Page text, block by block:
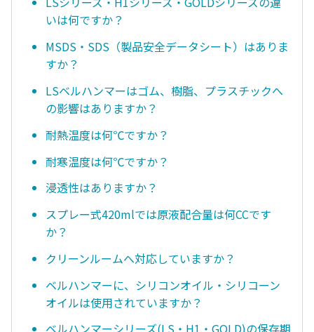
いは何ですか？
MSDS・SDS（製品安全データシート）はありま
すか？
LSベルハンマーはゴム、樹脂、プラスチックへ
の影響はありますか？
耐熱温度は何℃ですか？
耐寒温度は何℃ですか？
浸透性はありますか？
スプレー式420mlでは原液配合量は何CCです
か？
クリーンルームへ対応していますか？
ベルハンマーに、シリコンオイル・シリコーン
オイルは使用されていますか？